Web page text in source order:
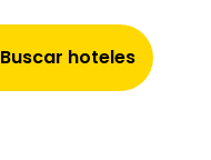
Buscar hoteles